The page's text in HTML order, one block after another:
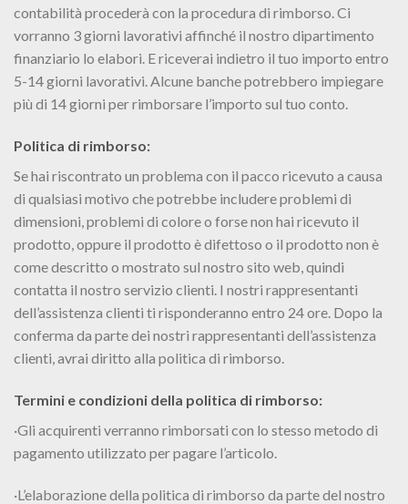
contabilità procederà con la procedura di rimborso. Ci
vorranno 3 giorni lavorativi affinché il nostro dipartimento
finanziario lo elabori. E riceverai indietro il tuo importo entro
5-14 giorni lavorativi. Alcune banche potrebbero impiegare
più di 14 giorni per rimborsare l’importo sul tuo conto.
Politica di rimborso:
Se hai riscontrato un problema con il pacco ricevuto a causa
di qualsiasi motivo che potrebbe includere problemi di
dimensioni, problemi di colore o forse non hai ricevuto il
prodotto, oppure il prodotto è difettoso o il prodotto non è
come descritto o mostrato sul nostro sito web, quindi
contatta il nostro servizio clienti. I nostri rappresentanti
dell’assistenza clienti ti risponderanno entro 24 ore. Dopo la
conferma da parte dei nostri rappresentanti dell’assistenza
clienti, avrai diritto alla politica di rimborso.
Termini e condizioni della politica di rimborso:
·Gli acquirenti verranno rimborsati con lo stesso metodo di
pagamento utilizzato per pagare l’articolo.
·L’elaborazione della politica di rimborso da parte del nostro